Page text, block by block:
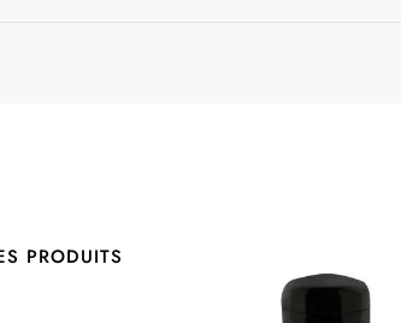
PRODUITS